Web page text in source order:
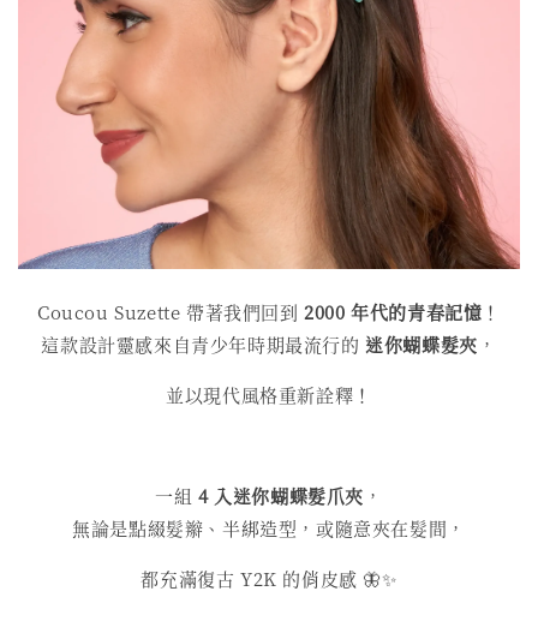
Coucou Suzette 帶著我們回到 2000 年代的青春記憶 ！
這款設計靈感來自青少年時期最流行的 迷你蝴蝶髮夾 ，
並以現代風格重新詮釋！
一組4 入迷你蝴蝶髮爪夾 ，
無論是點綴髮辮、半綁造型，或隨意夾在髮間，
都充滿復古 Y2K 的俏皮感 🦋✨